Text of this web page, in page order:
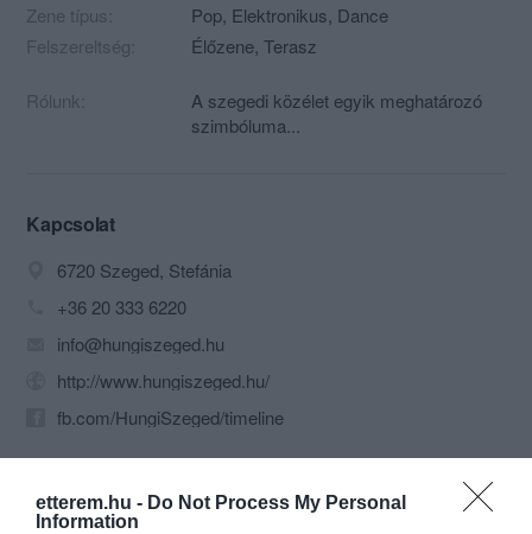
etterem.hu - Do Not Process My Personal
Information
Zene típus:
Pop, Elektronikus, Dance
Felszereltség:
Élőzene, Terasz
Rólunk:
A szegedi közélet egyik meghatározó
szimbóluma...
Kapcsolat
6720 Szeged, Stefánia
+36 20 333 6220
info@hungiszeged.hu
http://www.hungiszeged.hu/
fb.com/HungiSzeged/timeline